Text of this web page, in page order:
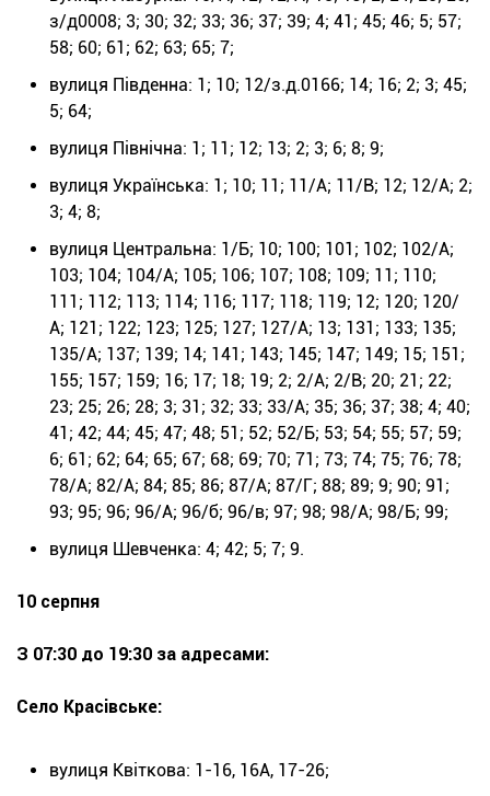
з/д0008; 3; 30; 32; 33; 36; 37; 39; 4; 41; 45; 46; 5; 57;
58; 60; 61; 62; 63; 65; 7;
вулиця Південна: 1; 10; 12/з.д.0166; 14; 16; 2; 3; 45;
5; 64;
вулиця Північна: 1; 11; 12; 13; 2; 3; 6; 8; 9;
вулиця Українська: 1; 10; 11; 11/А; 11/В; 12; 12/А; 2;
3; 4; 8;
вулиця Центральна: 1/Б; 10; 100; 101; 102; 102/А;
103; 104; 104/А; 105; 106; 107; 108; 109; 11; 110;
111; 112; 113; 114; 116; 117; 118; 119; 12; 120; 120/
А; 121; 122; 123; 125; 127; 127/А; 13; 131; 133; 135;
135/А; 137; 139; 14; 141; 143; 145; 147; 149; 15; 151;
155; 157; 159; 16; 17; 18; 19; 2; 2/А; 2/В; 20; 21; 22;
23; 25; 26; 28; 3; 31; 32; 33; 33/А; 35; 36; 37; 38; 4; 40;
41; 42; 44; 45; 47; 48; 51; 52; 52/Б; 53; 54; 55; 57; 59;
6; 61; 62; 64; 65; 67; 68; 69; 70; 71; 73; 74; 75; 76; 78;
78/А; 82/А; 84; 85; 86; 87/А; 87/Г; 88; 89; 9; 90; 91;
93; 95; 96; 96/А; 96/б; 96/в; 97; 98; 98/А; 98/Б; 99;
вулиця Шевченка: 4; 42; 5; 7; 9.
10 серпня
З 07:30 до 19:30 за адресами:
Село Красівське:
вулиця Квіткова: 1-16, 16А, 17-26;